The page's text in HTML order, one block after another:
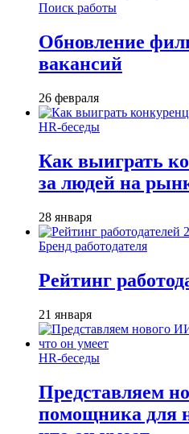
Поиск работы
Обновление
вакансий
26 февраля
HR-беседы
Как выиграть
за людей на
28 января
Бренд работодателя
Рейтинг
21 января
HR-беседы
Представляем
помощника для